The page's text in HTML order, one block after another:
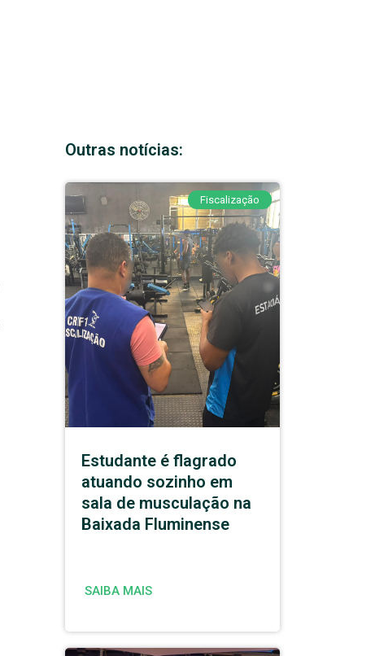
Outras notícias:
Fiscalização
Estudante é flagrado
atuando sozinho em
sala de musculação na
Baixada Fluminense
SAIBA MAIS